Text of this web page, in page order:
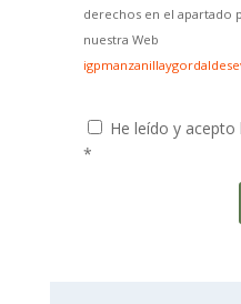
derechos en el apartado
nuestra Web
He leído y acepto
*